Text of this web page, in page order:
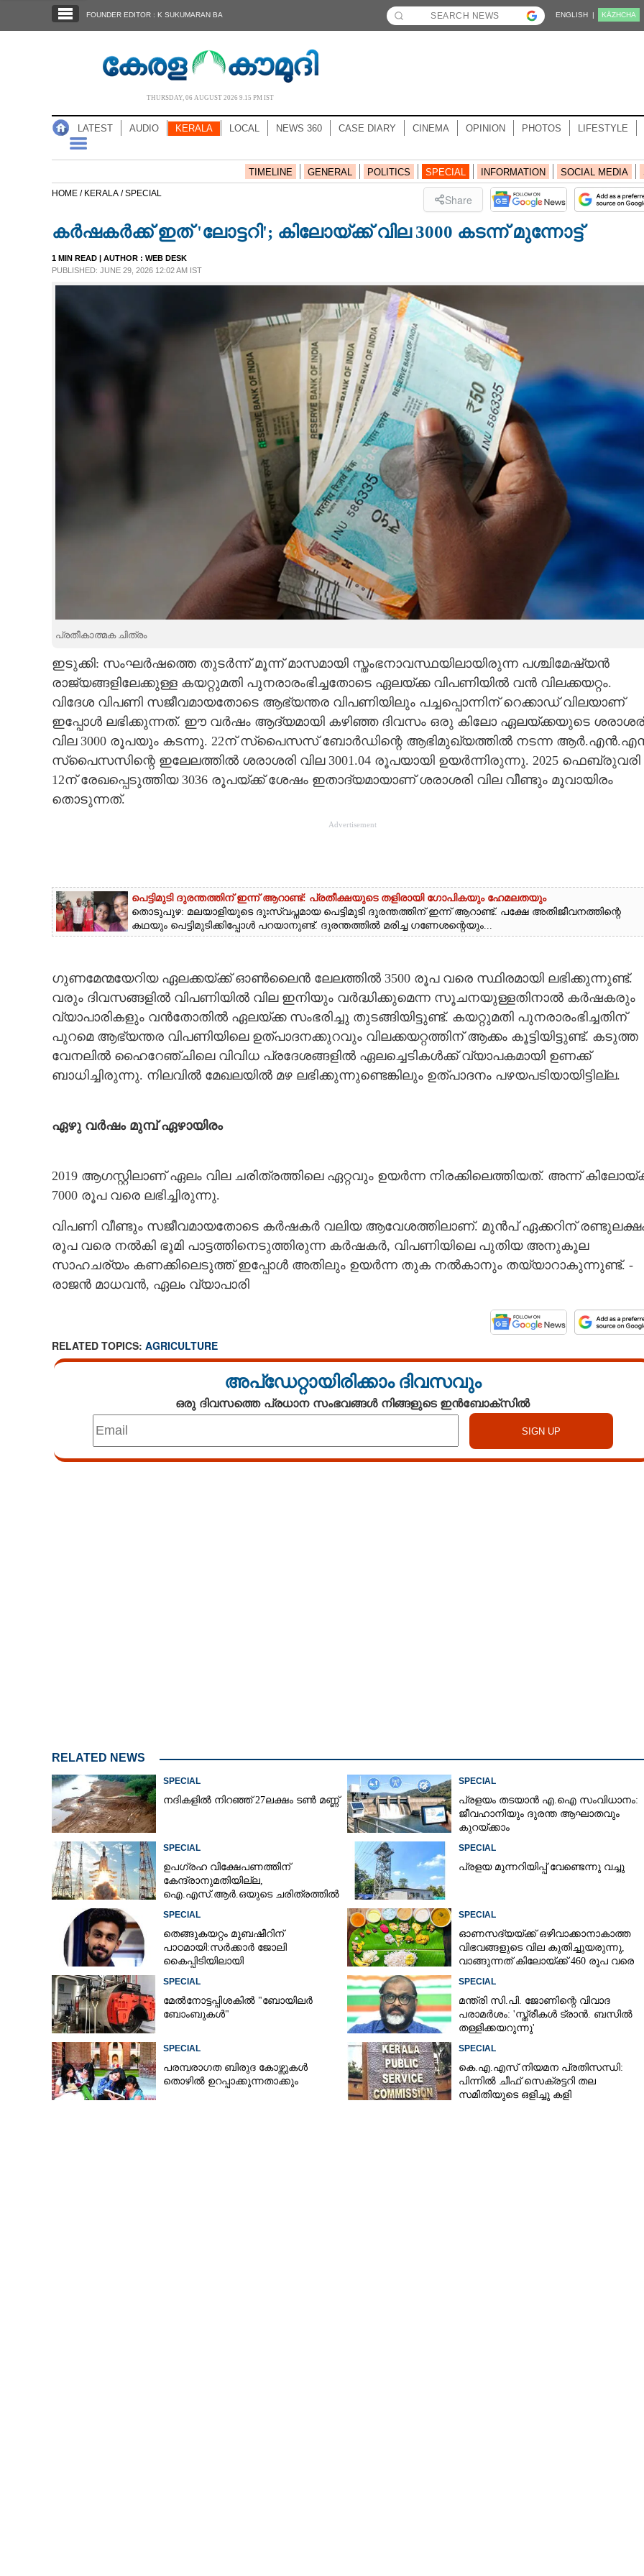
NOTIFIED NEWS
CARTOONS
LITERATURE
FOUNDER EDITOR : K SUKUMARAN BA ENGLISH | KĀZHCHA
THURSDAY, 06 AUGUST 2026 9.15 PM IST
LATEST AUDIO KERALA LOCAL NEWS 360 CASE DIARY CINEMA OPINION PHOTOS LIFESTYLE
TIMELINE GENERAL POLITICS SPECIAL INFORMATION SOCIAL MEDIA
HOME / KERALA /SPECIAL Share
കര്‍ഷകര്‍ക്ക് ഇത് 'ലോട്ടറി'; കിലോയ്ക്ക് വില 3000 കടന്ന് മുന്നോട്ട്
1 MIN READ | AUTHOR : WEB DESK
PUBLISHED: JUNE 29, 2026 12:02 AM IST
പ്രതീകാത്മക ചിത്രം
ഇടുക്കി: സംഘര്‍ഷത്തെ തുടര്‍ന്ന് മൂന്ന് മാസമായി സ്തംഭനാവസ്ഥയിലായിരുന്ന പശ്ചിമേഷ്യന്‍
രാജ്യങ്ങളിലേക്കുള്ള കയറ്റുമതി പുനരാരംഭിച്ചതോടെ ഏലയ്ക്ക വിപണിയില്‍ വന്‍ വിലക്കയറ്റം.
വിദേശ വിപണി സജീവമായതോടെ ആഭ്യന്തര വിപണിയിലും പച്ചപ്പൊന്നിന് റെക്കാഡ് വിലയാണ്
ഇപ്പോള്‍ ലഭിക്കുന്നത്. ഈ വര്‍ഷം ആദ്യമായി കഴിഞ്ഞ ദിവസം ഒരു കിലോ ഏലയ്ക്കയുടെ
വില 3000 രൂപയും കടന്നു. 22ന് സ്പൈസസ് ബോര്‍ഡിന്റെ ആഭിമുഖ്യത്തില്‍ നടന്ന
സ്പൈസസിന്റെ ഇലേലത്തില്‍ ശരാശരി വില 3001.04 രൂപയായി ഉയര്‍ന്നിരുന്നു. 2025 ഫെബ്രുവരി
12ന് രേഖപ്പെടുത്തിയ 3036 രൂപയ്ക്ക് ശേഷം ഇതാദ്യമായാണ് ശരാശരി വില വീണ്ടും മൂവായിരം
തൊടുന്നത്.
Advertisement
പെട്ടിമുടി ദുരന്തത്തിന് ഇന്ന് ആറാണ്ട്: പ്രതീക്ഷയുടെ തളിരായി ഗോപികയും ഹേമലതയും
തൊടുപുഴ: മലയാളിയുടെ ദുഃസ്വപ്നമായ പെട്ടിമുടി ദുരന്തത്തിന് ഇന്ന് ആറാണ്ട്. പക്ഷേ അതിജീവനത്തിന്റെ
കഥയും പെട്ടിമുടിക്കിപ്പോൾ പറയാനുണ്ട്. ദുരന്തത്തിൽ മരിച്ച ഗണേശന്റെയും...
ഗുണമേന്മയേറിയ ഏലക്കയ്ക്ക് ഓണ്‍ലൈന്‍ ലേലത്തില്‍ 3500 രൂപ വരെ സ്ഥിരമായി ലഭിക്കുന്നുണ്ട്.
വരും ദിവസങ്ങളില്‍ വിപണിയില്‍ വില ഇനിയും വര്‍ദ്ധിക്കുമെന്ന സൂചനയുള്ളതിനാല്‍ കര്‍ഷകരും
വ്യാപാരികളും വന്‍തോതില്‍ ഏലയ്ക്ക സംഭരിച്ചു തുടങ്ങിയിട്ടുണ്ട്. കയറ്റുമതി പുനരാരംഭിച്ചതിന്
പുറമെ ആഭ്യന്തര വിപണിയിലെ ഉത്പാദനക്കുറവും വിലക്കയറ്റത്തിന് ആക്കം കൂട്ടിയിട്ടുണ്ട്. കടുത്ത
വേനലില്‍ ഹൈറേഞ്ചിലെ വിവിധ പ്രദേശങ്ങളില്‍ ഏലച്ചെടികള്‍ക്ക് വ്യാപകമായി ഉണക്ക്
ബാധിച്ചിരുന്നു. നിലവില്‍ മേഖലയില്‍ മഴ ലഭിക്കുന്നുണ്ടെങ്കിലും ഉത്പാദനം പഴയപടിയായിട്ടില്ല.
ഏഴു വര്‍ഷം മുമ്പ് ഏഴായിരം
2019 ആഗസ്റ്റിലാണ് ഏലം വില ചരിത്രത്തിലെ ഏറ്റവും ഉയര്‍ന്ന നിരക്കിലെത്തിയത്. അന്ന്
7000 രൂപ വരെ ലഭിച്ചിരുന്നു.
വിപണി വീണ്ടും സജീവമായതോടെ കര്‍ഷകര്‍ വലിയ ആവേശത്തിലാണ്. മുന്‍പ് ഏക്കറിന്
രൂപ വരെ നല്‍കി ഭൂമി പാട്ടത്തിനെടുത്തിരുന്ന കര്‍ഷകര്‍, വിപണിയിലെ പുതിയ അനുകൂല
സാഹചര്യം കണക്കിലെടുത്ത് ഇപ്പോള്‍ അതിലും ഉയര്‍ന്ന തുക നല്‍കാനും തയ്യാറാകുന്നുണ്ട്. -
രാജന്‍ മാധവന്‍, ഏലം വ്യാപാരി
RELATED TOPICS: AGRICULTURE
അപ്ഡേറ്റായിരിക്കാം ദിവസവും
ഒരു ദിവസത്തെ പ്രധാന സംഭവങ്ങൾ നിങ്ങളുടെ ഇൻബോക്സിൽ
RELATED NEWS
SPECIAL
നദികളിൽ നിറഞ്ഞ് 27ലക്ഷം ടൺ മണ്ണ്
SPECIAL
പ്രളയം തടയാൻ എ.ഐ സംവിധാനം:
ജീവഹാനിയും ദുരന്ത ആഘാതവും
കുറയ്ക്കാം
SPECIAL
ഉപഗ്രഹ വിക്ഷേപണത്തിന്
കേന്ദ്രാനുമതിയില്ല,​
ഐ.എസ്.ആർ.ഒയുടെ ചരിത്രത്തിൽ
SPECIAL
പ്ര​ളയ മു​ന്ന​റി​യി​പ്പ് ​വേണ്ടെന്നു വച്ചു
SPECIAL
തെങ്ങുകയറ്റം മുബഷീറിന്
പാഠമായി:സർക്കാർ ജോലി
കൈപ്പിടിയിലായി
SPECIAL
ഓണസദ്യയ്‌ക്ക് ഒഴിവാക്കാനാകാത്ത
വിഭവങ്ങളുടെ വില കുതിച്ചുയരുന്നു,
വാങ്ങുന്നത് കിലോയ്‌ക്ക് 460 രൂപ വരെ
SPECIAL
മേൽനോട്ടപ്പിശകിൽ "ബോയിലർ
ബോംബുകൾ"
SPECIAL
മന്ത്രി സി.പി. ജോണിന്റെ വിവാദ
പരാമർശം: 'സ്ത്രീകൾ ട്രാൻ. ബസിൽ
തള്ളിക്കയറുന്നു'
SPECIAL
പരമ്പരാഗത ബിരുദ കോഴ്സുകൾ
തൊഴിൽ ഉറപ്പാക്കുന്നതാക്കും
SPECIAL
കെ.എ.എസ് നിയമന പ്രതിസന്ധി:
പിന്നിൽ ചീഫ് സെക്രട്ടറി തല
സമിതിയുടെ ഒളിച്ചു കളി